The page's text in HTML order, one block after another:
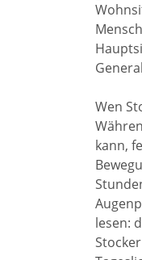
Wen
kann,
lesen: